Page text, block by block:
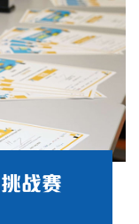
战赛